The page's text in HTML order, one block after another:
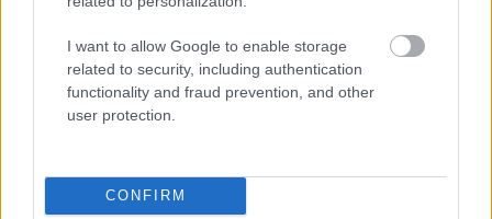
I want to allow Google to enable storage
related to security, including authentication
functionality and fraud prevention, and other
user protection.
CONFIRM